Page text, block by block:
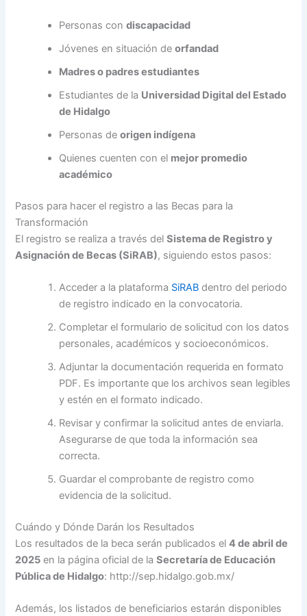
Personas condiscapacidad
Jóvenes en situación deorfandad
Madres o padres estudiantes
Estudiantes de la Universidad Digital del Estado
de Hidalgo
Personas deorigen indígena
Quienes cuenten con el mejor promedio
académico
Pasos para hacer el registro a las Becas para la
Transformación
El registro se realiza a través delSistema de Registro y
Asignación de Becas (SiRAB), siguiendo estos pasos:
Acceder a la plataforma SiRAB dentro del periodo
de registro indicado en la convocatoria.
Completar el formulario de solicitud con los datos
personales, académicos y socioeconómicos.
Adjuntar la documentación requerida en formato
PDF. Es importante que los archivos sean legibles
y estén en el formato indicado.
Revisar y confirmar la solicitud antes de enviarla.
Asegurarse de que toda la información sea
correcta.
Guardar el comprobante de registro como
evidencia de la solicitud.
Cuándo y Dónde Darán los Resultados
Los resultados de la beca serán publicados el4 de abril de
2025 en la página oficial de laSecretaría de Educación
Pública de Hidalgo: http://sep.hidalgo.gob.mx/
Además, los listados de beneficiarios estarán disponibles